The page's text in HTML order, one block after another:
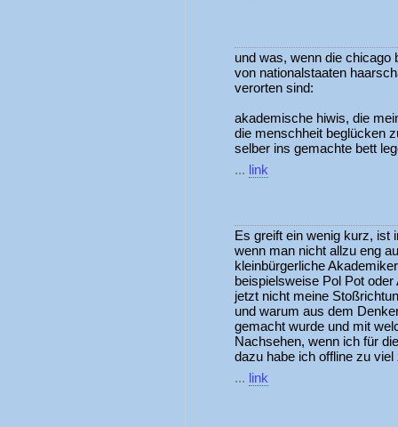
und was, wenn die chicago
von nationalstaaten
verorten sind:
akademische hiwis, die
die menschheit beglücken
selber ins gemachte bett
... link
Es greift ein wenig kurz, ist
wenn man nicht allzu eng
kleinbürgerliche
beispielsweise Pol Pot
jetzt nicht meine
und warum aus dem
gemacht wurde und mit
Nachsehen, wenn ich für
dazu habe ich offline zu viel
... link